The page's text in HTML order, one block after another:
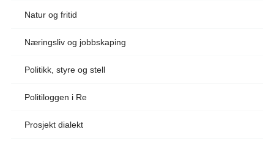
Natur og fritid
Næringsliv og jobbskaping
Politikk, styre og stell
Politiloggen i Re
Prosjekt dialekt